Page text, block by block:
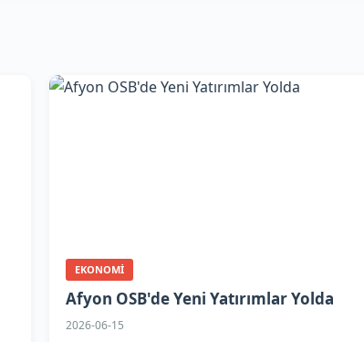
EKONOMI
Afyon OSB'de Yeni Yatırımlar Yolda
2026-06-15